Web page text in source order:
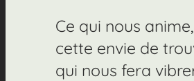
Ce qui nous
cette envie de
qui nous fera